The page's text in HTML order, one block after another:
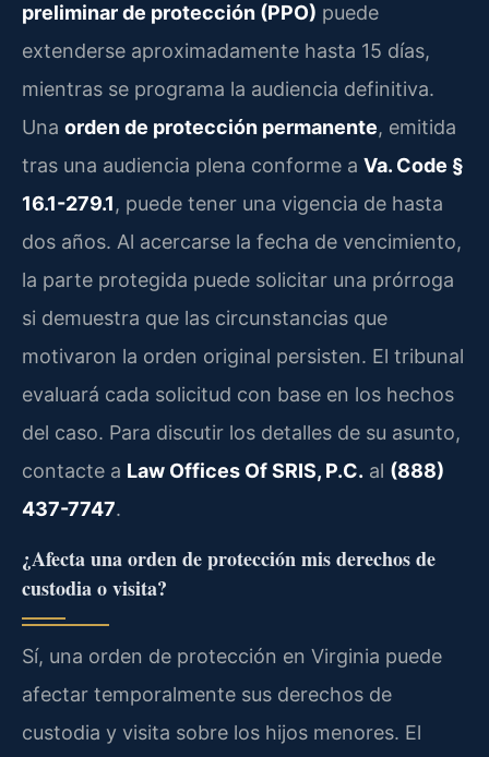
preliminar de protección (PPO) puede
extenderse aproximadamente hasta 15 días,
mientras se programa la audiencia definitiva.
Una orden de protección permanente, emitida
tras una audiencia plena conforme a Va. Code §
16.1-279.1, puede tener una vigencia de hasta
dos años. Al acercarse la fecha de vencimiento,
la parte protegida puede solicitar una prórroga
si demuestra que las circunstancias que
motivaron la orden original persisten. El tribunal
evaluará cada solicitud con base en los hechos
del caso. Para discutir los detalles de su asunto,
contacte a Law Offices Of SRIS, P.C. al (888)
437-7747.
¿Afecta una orden de protección mis derechos de
custodia o visita?
Sí, una orden de protección en Virginia puede
afectar temporalmente sus derechos de
custodia y visita sobre los hijos menores. El